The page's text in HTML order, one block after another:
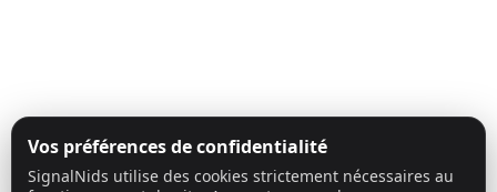
Vos préférences de confidentialité
SignalNids utilise des cookies strictement nécessaires au